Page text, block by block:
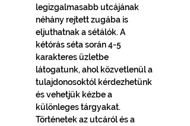
legizgalmasabb utcájának
néhány rejtett zugába is
eljuthatnak a sétálók. A
kétórás séta során 4-5
karakteres üzletbe
látogatunk, ahol közvetlenül a
tulajdonosoktól kérdezhetünk
és vehetjük kézbe a
különleges tárgyakat.
Történetek az utcáról és a